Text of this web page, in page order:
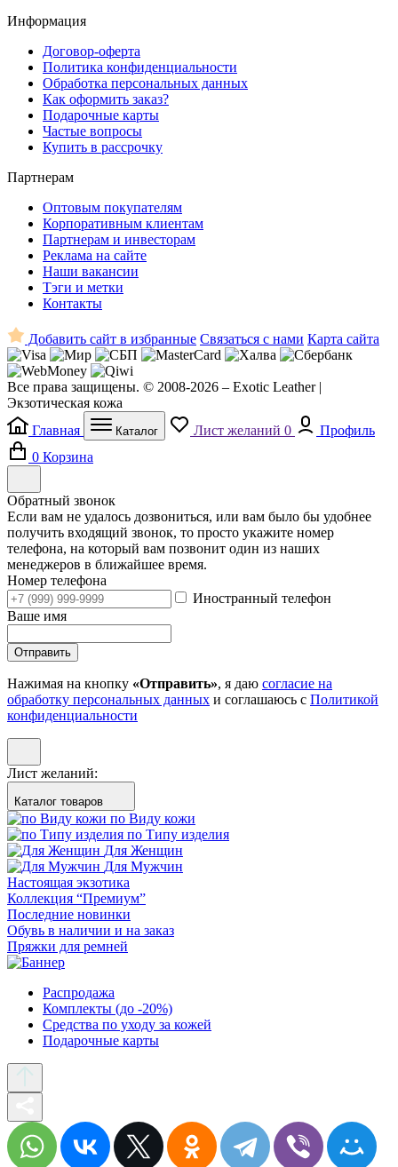
Информация
Договор-оферта
Политика конфиденциальности
Обработка персональных данных
Как оформить заказ?
Подарочные карты
Частые вопросы
Купить в рассрочку
Партнерам
Оптовым покупателям
Корпоративным клиентам
Партнерам и инвесторам
Реклама на сайте
Наши вакансии
Тэги и метки
Контакты
Добавить сайт в избранные Связаться с нами Карта сайта
Все права защищены. © 2008-2026 – Exotic Leather |
Экзотическая кожа
Главная
Каталог Лист желаний 0
Профиль
0 Корзина
Обратный звонок
Если вам не удалось дозвониться, или вам было бы удобнее
получить входящий звонок, то просто укажите номер
телефона, на который вам позвонит один из наших
менеджеров в ближайшее время.
Номер телефона
Иностранный телефон
Ваше имя
Отправить
Нажимая на кнопку «Отправить», я даю согласие на
обработку персональных данных и соглашаюсь с Политикой
конфиденциальности
Лист желаний:
Каталог товаров
по Виду кожи
по Типу изделия
Для Женщин
Для Мужчин
Настоящая экзотика
Коллекция “Премиум”
Последние новинки
Обувь в наличии и на заказ
Пряжки для ремней
Распродажа
Комплекты (до -20%)
Средства по уходу за кожей
Подарочные карты